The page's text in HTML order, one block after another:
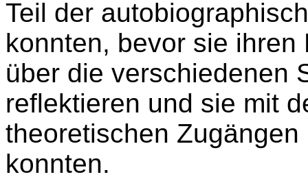
Teil der
konnten, bevor sie
über die verschiedenen
reflektieren und sie mit
theoretischen
konnten.